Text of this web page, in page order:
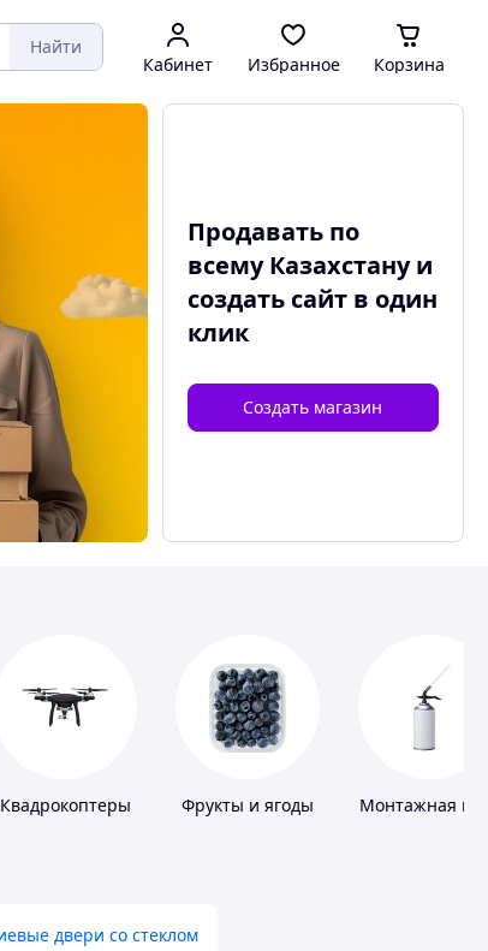
Найти
Кабинет Избранное Корзина
Продавать по
всему Казахстану и
создать сайтв один
клик
Создать магазин
Квадрокоптеры Фрукты и ягоды Монтажная
двери со стеклом